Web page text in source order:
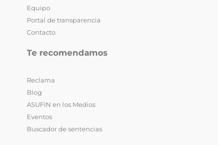
Equipo
Portal de transparencia
Contacto
Te recomendamos
Reclama
Blog
ASUFIN en los Medios
Eventos
Buscador de sentencias